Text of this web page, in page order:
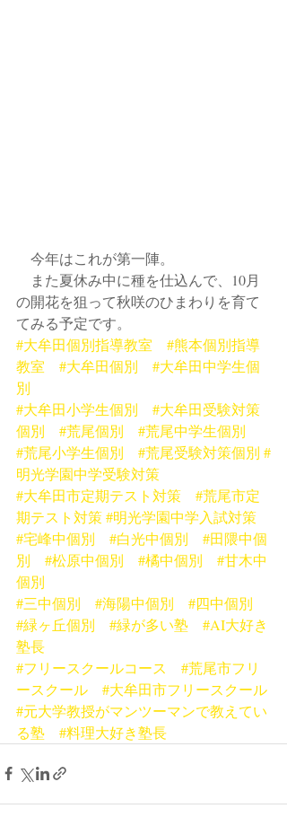
今年はこれが第一陣。
また夏休み中に種を仕込んで、10月
の開花を狙って秋咲のひまわりを育て
てみる予定です。
#大牟田個別指導教室
#熊本個別指導
教室
#大牟田個別
#大牟田中学生個
別
#大牟田小学生個別
#大牟田受験対策
個別
#荒尾個別
#荒尾中学生個別
#荒尾小学生個別
#荒尾受験対策個別 #
明光学園中学受験対策
#大牟田市定期テスト対策
#荒尾市定
期テスト対策#明光学園中学入試対策
#宅峰中個別
#白光中個別
#田隈中個
別
#松原中個別 #橘中個別
#甘木中
個別
#三中個別
#海陽中個別
#四中個別
#緑ヶ丘個別
#緑が多い塾
#AI大好き
塾長
#フリースクールコース
#荒尾市フリ
ースクール
#大牟田市フリースクール
#元大学教授がマンツーマンで教えてい
る塾
#料理大好き塾長